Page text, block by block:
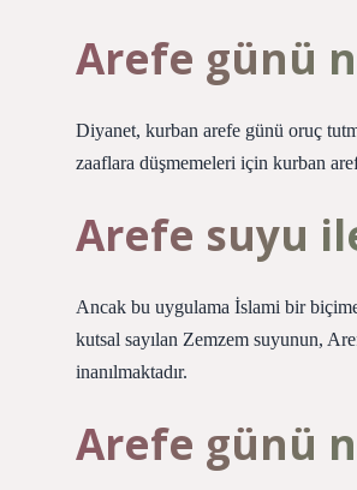
Arefe günü
Diyanet, kurban arefe günü oruç
zaaflara düşmemeleri için kurban
Arefe suyu
Ancak bu uygulama İslami bir
kutsal sayılan Zemzem suyunun,
inanılmaktadır.
Arefe günü